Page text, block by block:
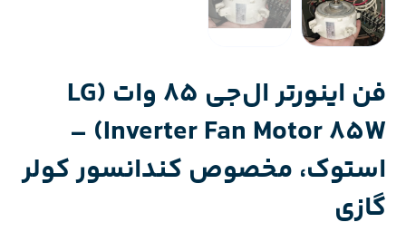
فن اینورتر ال‌جی ۸۵ وات (LG
Inverter Fan Motor 85W) –
استوک، مخصوص کندانسور کولر
گازی